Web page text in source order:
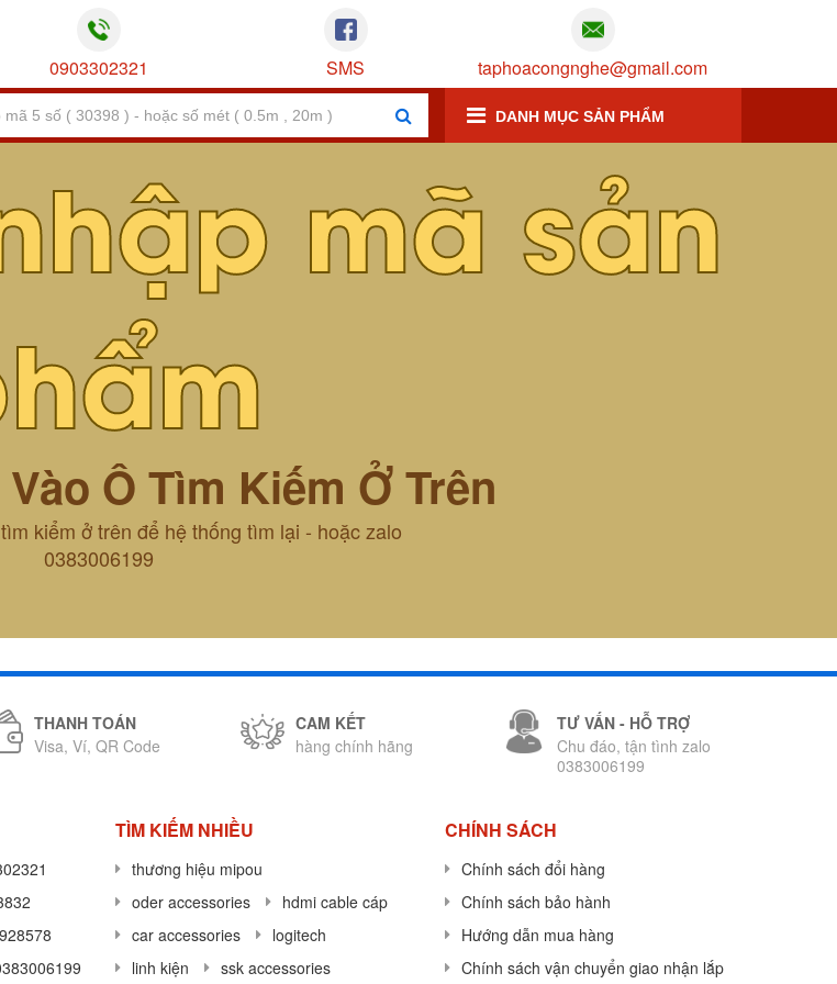
0903302321 SMS taphoacongnghe@gmail.com
DANH MỤC SẢN PHẨM
mã sản
Ô Tìm Kiếm Ở Trên
kiểm ở trên để hệ thống tìm lại - hoặc zalo
0383006199
THANH TOÁN
Visa, Ví, QR Code
CAM KẾT
hàng chính hãng
TƯ VẤN - HỖ TRỢ
Chu đáo, tận tình zalo
0383006199
TÌM KIẾM NHIỀU
thương hiệu mipou
oder accessories
hdmi cable cáp
car accessories
logitech
linh kiện
ssk accessories
CHÍNH SÁCH
Chính sách đổi hàng
Chính sách bảo hành
Hướng dẫn mua hàng
Chính sách vận chuyển giao nhận lắp